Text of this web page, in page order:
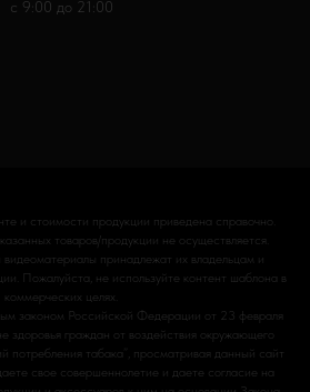
с 9:00 до 21:00
и стоимости продукции приведена справочно.
товаров/продукции не осуществляется.
принадлежат их владельцам и
Пожалуйста, не используйте контент шаблона в
коммерческих целях.
законом Российской Федерации от 23 февраля
граждан от воздействия окружающего
потребления табака”, просматривая данный сайт
свое совершеннолетие и даете согласие на